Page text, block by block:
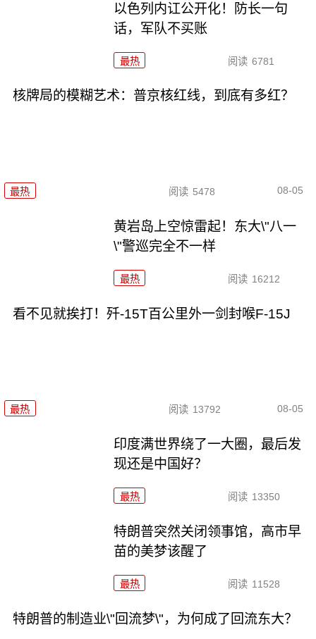
以色列内讧公开化！防长一句
话，军队不买账
最热 阅读 6781
核牌局的模糊艺术：普京核红线，到底有多红？
最热 阅读 5478 08-05
黄岩岛上空惊雷起！东大\"八一
\"警巡完全不一样
最热 阅读 16212
看不见就挨打！歼-15T百公里外一剑封喉F-15J
最热 阅读 13792 08-05
印度满世界绕了一大圈，最后发
现还是中国好？
最热 阅读 13350
特朗普突然关闭领事馆，高市早
苗的美梦该醒了
最热 阅读 11528
特朗普的制造业\"回流梦\"，为何成了回流东大？